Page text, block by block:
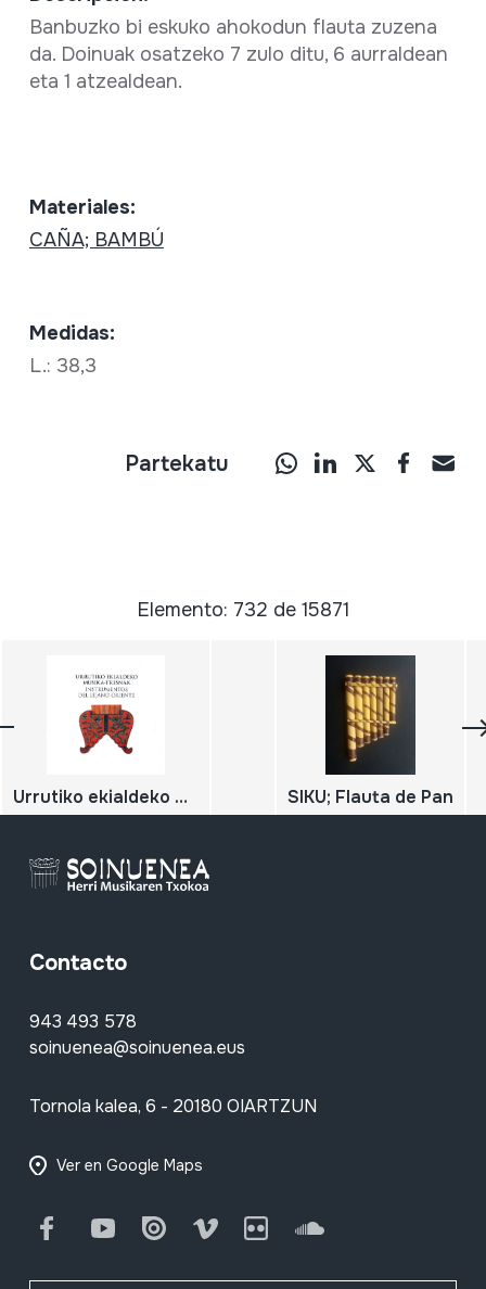
Banbuzko bi eskuko ahokodun flauta zuzena
da. Doinuak osatzeko 7 zulo ditu, 6 aurraldean
eta 1 atzealdean.
Materiales:
CAÑA; BAMBÚ
Medidas:
L.: 38,3
Partekatu
Elemento: 732 de 15871
Urrutiko ekialdeko musiko-tresnak / Instrumentos del lejano oriente; SIKU; Flauta de Pan
Contacto
943 493 578
soinuenea@soinuenea.eus
Tornola kalea, 6 - 20180 OIARTZUN
Ver en Google Maps
FacebookYoutube Issuu Vimeo Flickr SoundCloud